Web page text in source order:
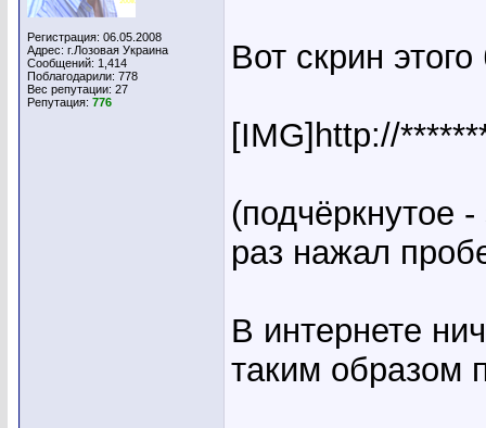
Регистрация: 06.05.2008
Адрес: г.Лозовая Украина
Сообщений: 1,414
Поблагодарили: 778
Вес репутации: 27
Репутация: 776
Вот скрин
[IMG]http://
(подчёркнутое
раз нажал
В интернете
таким образом